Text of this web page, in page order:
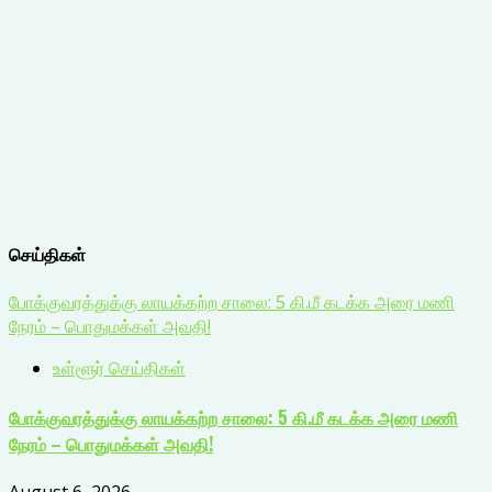
செய்திகள்
போக்குவரத்துக்கு லாயக்கற்ற சாலை: 5 கி.மீ கடக்க அரை மணி
நேரம் – பொதுமக்கள் அவதி!
உள்ளூர் செய்திகள்
போக்குவரத்துக்கு லாயக்கற்ற சாலை: 5 கி.மீ கடக்க அரை மணி
நேரம் – பொதுமக்கள் அவதி!